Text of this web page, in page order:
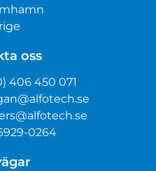
oss
406 450 071
0264